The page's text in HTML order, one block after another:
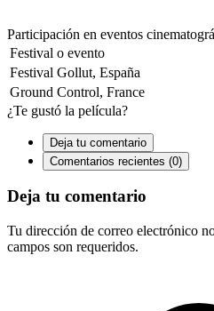
Participación en eventos
Festival o evento
Festival Gollut, España
Ground Control, France
¿Te gustó la película?
Deja tu comentario
Comentarios recientes (0)
Deja tu comentario
Tu dirección de correo electrónico
campos son requeridos.